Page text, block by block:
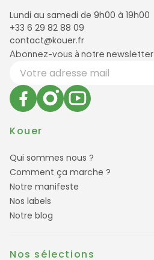
Lundi au samedi de 9h00 à 19h00
+33 6 29 82 88 09
contact@kouer.fr
Newsletter et réseaux sociaux
Abonnez-vous à notre newsletter
Votre adresse email
Kouer
Qui sommes nous ?
Comment ça marche ?
Notre manifeste
Nos labels
Notre blog
Nos sélections